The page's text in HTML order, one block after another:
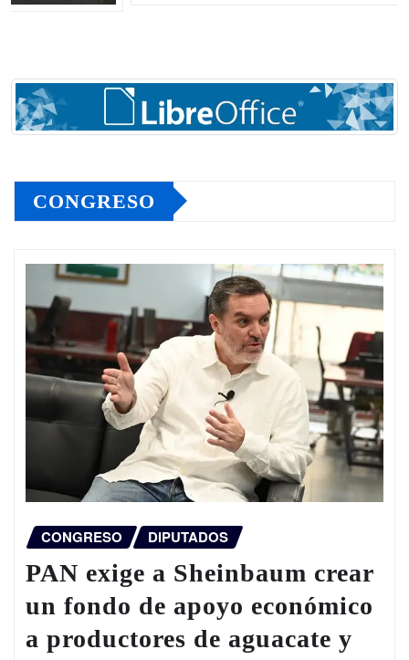
CONGRESO
CONGRESO DIPUTADOS
PAN exige a Sheinbaum crear
un fondo de apoyo económico
a productores de aguacate y